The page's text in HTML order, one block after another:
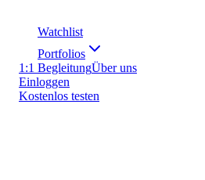
Watchlist
Portfolios
1:1 BegleitungÜber uns
Einloggen
Kostenlos testen